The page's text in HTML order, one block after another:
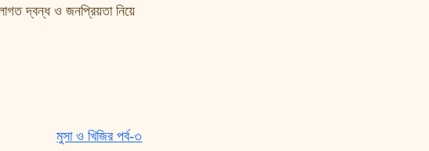
দ্বন্ধ ও জনপ্রিয়তা নিয়ে
মুসা ও খিজির পর্ব-৩